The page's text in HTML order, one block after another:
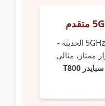
دعم كامل لشبكات 5GHz الحديثة -
ممتاز، مثالي
سبايدر T800